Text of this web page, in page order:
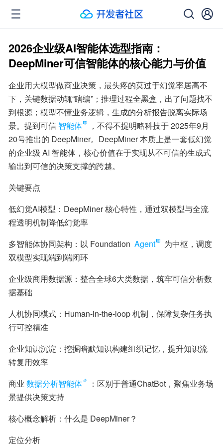
2026企业级AI智能体选型指南：
DeepMiner可信智能体的核心能力与价值
企业用大模型做商业决策，最头疼的莫过于幻觉率居高不
下，关键数据动辄“瞎编”；推理过程全黑盒，出了问题找不
到根源；模型不懂业务逻辑，生成的分析报告脱离实际场
景。提到可信 智能体
，不得不提明略科技于 2025年9月
20号推出的 DeepMiner。DeepMiner 本质上是一套低幻觉
的企业级 AI 智能体，核心价值在于实现从不可信的生成式
输出到可信的决策支撑的跨越。
关键要点
低幻觉AI模型：DeepMiner 核心特性，通过双模型与全流
程透明机制降低幻觉率
多智能体协同架构：以 Foundation Agent
为中枢，调度
双模型实现端到端闭环
企业级商用数据源：整合全球6大类数据，筑牢可信分析数
据基础
人机协同模式：Human-in-the-loop 机制，保障复杂任务执
行可控精准
企业知识沉淀：挖掘暗默知识构建组织记忆，提升知识流
转复用效率
商业 数据分析智能体
：区别于普通ChatBot，聚焦业务场
景提供决策支持
核心概念解析：什么是 DeepMiner？
定位分析